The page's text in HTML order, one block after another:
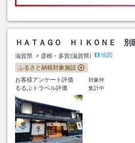
ＨＡＴＡＧＯ ＨＩＫＯＮＥ 別
滋賀県 彦根・多賀(滋賀県)
地図
ふるさと納税対象施設
お客様アンケート評価
対象外
るるぶトラベル評価 集計中